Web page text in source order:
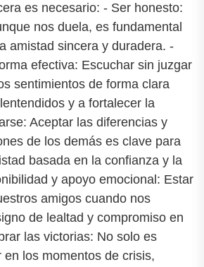
es necesario: - Ser honesto:
nos duela, es fundamental
amistad sincera y duradera. -
efectiva: Escuchar sin juzgar
sentimientos de forma clara
y a fortalecer la
Aceptar las diferencias y
de los demás es clave para
basada en la confianza y la
y apoyo emocional: Estar
amigos cuando nos
de lealtad y compromiso en
las victorias: No solo es
en los momentos de crisis,